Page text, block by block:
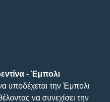
- Έμπολι
υποδέχεται την Έμπολι
να συνεχίσει την